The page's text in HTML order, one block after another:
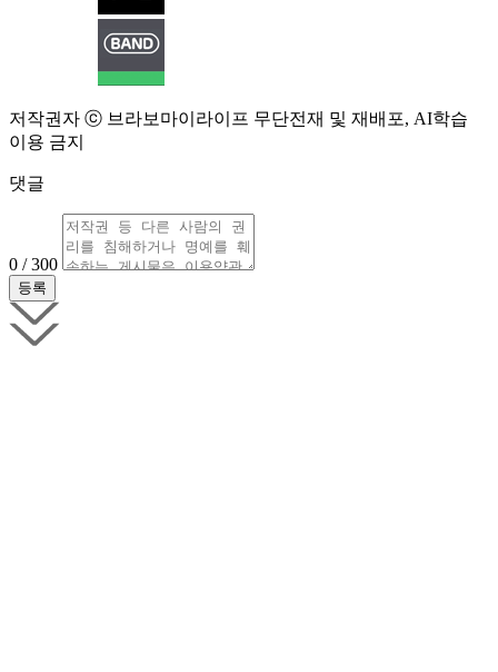
저작권자 ⓒ 브라보마이라이프 무단전재 및 재배포, AI학습
이용 금지
댓글
0 / 300